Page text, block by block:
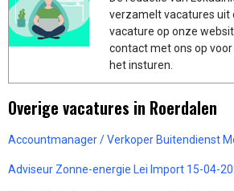
verzamelt vacatures uit
vacature op onze
contact met ons op
het insturen.
Overige vacatures in Roerdalen
Accountmanager / Verkoper Buitendienst
Adviseur Zonne-energie Lei Import 15-04-